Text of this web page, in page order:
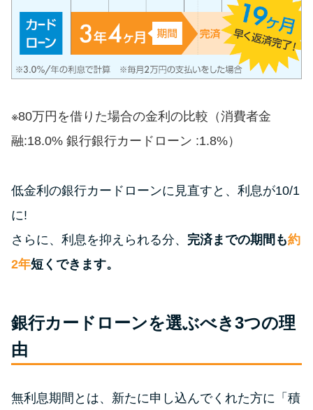
ソフト闇金とは？悪質な手口に
は要注意！
090金融（闇金）からお金を借り
の対処法
申し込みブラックとは?判断の目
ブラックでもお金を借りるに
は？3つの判断基準と工面法
アコムはブラックでも審査に通
る？ 自分がブラックか確かめる
アコムとレイクどっちがいい
※80万円を借りた場合の金利の比較（消費者金
融:18.0% 銀行銀行カードローン :1.8%）
低金利の銀行カードローンに見直すと、利息が10/1
に!
さらに、利息を抑えられる分、 完済までの期間も約
2年短くできます。
銀行カードローンを選ぶべき3つの理
由
無利息期間とは、新たに申し込んでくれた方に「積